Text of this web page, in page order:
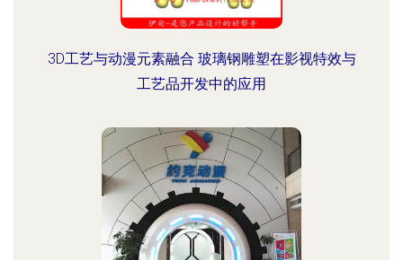
3D工艺与动漫元素融合 玻璃钢雕塑在影视特效与
工艺品开发中的应用